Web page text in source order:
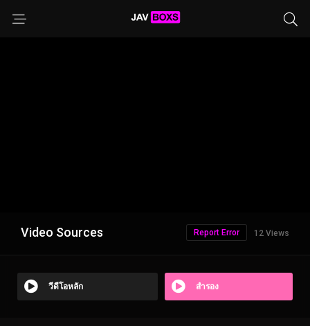
Video Sources 12 Views
Report Error
วีดีโอหลัก สำรอง